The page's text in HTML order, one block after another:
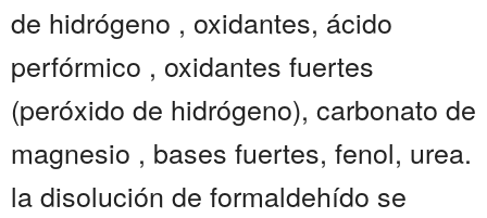
de hidrógeno , oxidantes, ácido
perfórmico , oxidantes fuertes
(peróxido de hidrógeno), carbonato de
magnesio , bases fuertes, fenol, urea.
la disolución de formaldehído se